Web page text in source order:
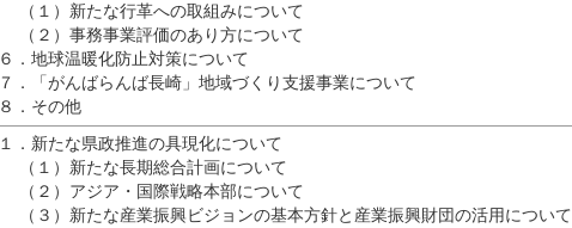
（１）新たな行革への取組みについて
（２）事務事業評価のあり方について
６．地球温暖化防止対策について
７．「がんばらんば長崎」地域づくり支援事業について
８．その他
１．新たな県政推進の具現化について
（１）新たな長期総合計画について
（２）アジア・国際戦略本部について
（３）新たな産業振興ビジョンの基本方針と産業振興財団の活用について